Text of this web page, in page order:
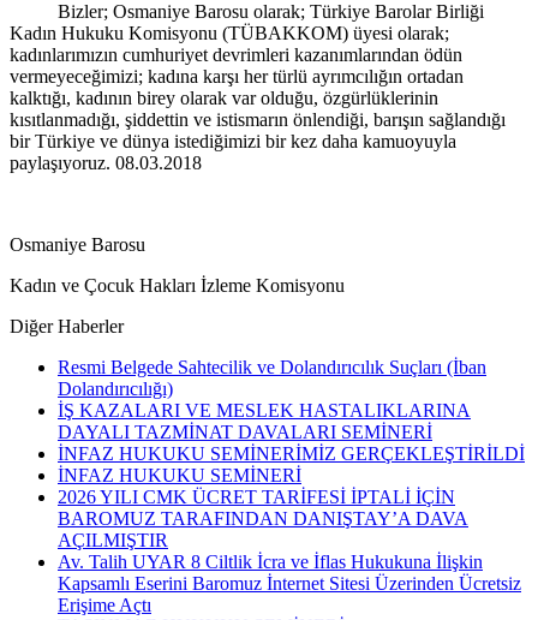
Bizler; Osmaniye Barosu olarak; Türkiye Barolar Birliği
Kadın Hukuku Komisyonu (TÜBAKKOM) üyesi olarak;
kadınlarımızın cumhuriyet devrimleri kazanımlarından ödün
vermeyeceğimizi; kadına karşı her türlü ayrımcılığın ortadan
kalktığı, kadının birey olarak var olduğu, özgürlüklerinin
kısıtlanmadığı, şiddettin ve istismarın önlendiği, barışın sağlandığı
bir Türkiye ve dünya istediğimizi bir kez daha kamuoyuyla
paylaşıyoruz. 08.03.2018
Osmaniye Barosu
Kadın ve Çocuk Hakları İzleme Komisyonu
Diğer Haberler
Resmi Belgede Sahtecilik ve Dolandırıcılık Suçları (İban
Dolandırıcılığı)
İŞ KAZALARI VE MESLEK HASTALIKLARINA
DAYALI TAZMİNAT DAVALARI SEMİNERİ
İNFAZ HUKUKU SEMİNERİMİZ GERÇEKLEŞTİRİLDİ
İNFAZ HUKUKU SEMİNERİ
2026 YILI CMK ÜCRET TARİFESİ İPTALİ İÇİN
BAROMUZ TARAFINDAN DANIŞTAY’A DAVA
AÇILMIŞTIR
Av. Talih UYAR 8 Ciltlik İcra ve İflas Hukukuna İlişkin
Kapsamlı Eserini Baromuz İnternet Sitesi Üzerinden Ücretsiz
Erişime Açtı